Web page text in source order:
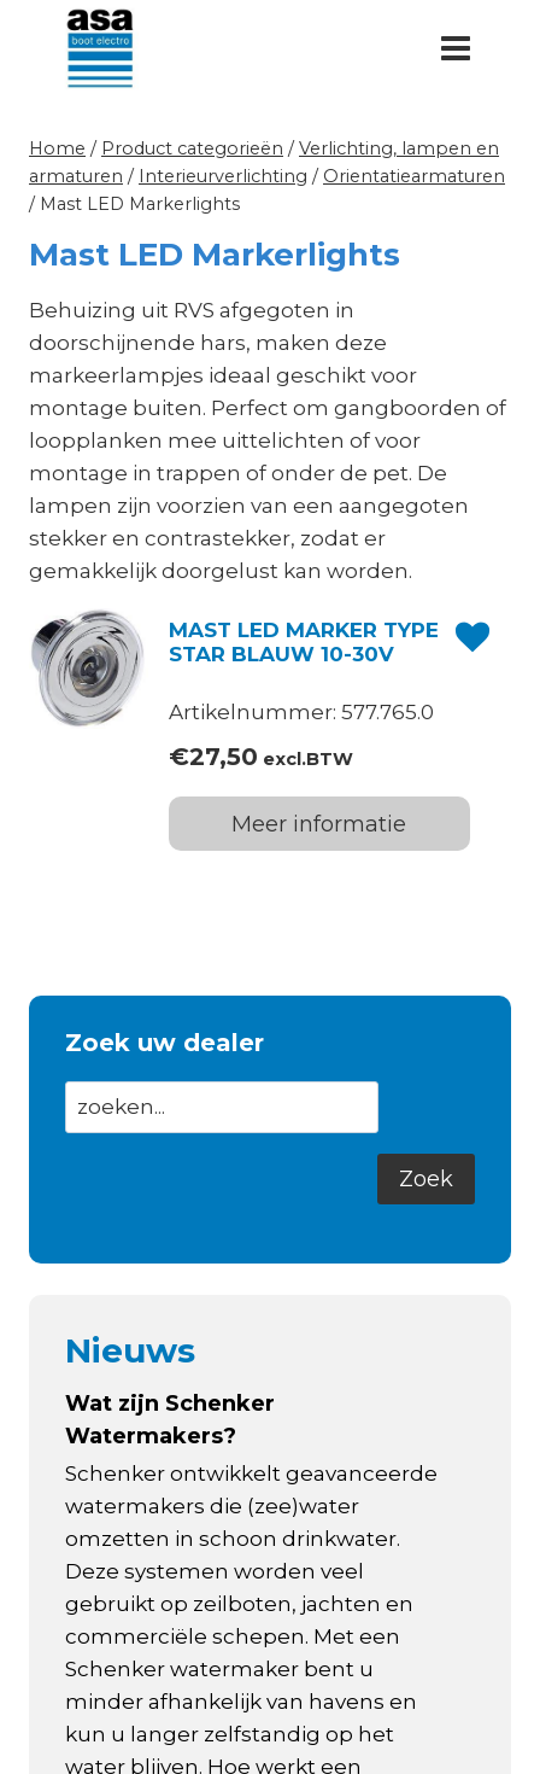
Doorgaan
inhoud
Home / Product categorieën / Verlichting, lampen en
armaturen / Interieurverlichting / Orientatiearmaturen
/ Mast LED Markerlights
Mast LED Markerlights
Behuizing uit RVS afgegoten in
doorschijnende hars, maken deze
markeerlampjes ideaal geschikt voor
montage buiten. Perfect om gangboorden of
loopplanken mee uittelichten of voor
montage in trappen of onder de pet. De
lampen zijn voorzien van een aangegoten
stekker en contrastekker, zodat er
gemakkelijk doorgelust kan worden.
MAST LED MARKER TYPE
STAR BLAUW 10-30V
Artikelnummer: 577.765.0
€27,50 excl.BTW
Meer informatie
Zoek uw dealer
Nieuws
Wat zijn Schenker
Watermakers?
Schenker ontwikkelt geavanceerde
watermakers die (zee)water
omzetten in schoon drinkwater.
Deze systemen worden veel
gebruikt op zeilboten, jachten en
commerciële schepen. Met een
Schenker watermaker bent u
minder afhankelijk van havens en
kun u langer zelfstandig op het
water blijven. Hoe werkt een